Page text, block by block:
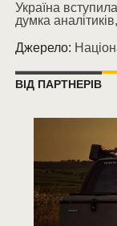
Україна
думка
Джерело:
ВІД ПАРТНЕРІВ